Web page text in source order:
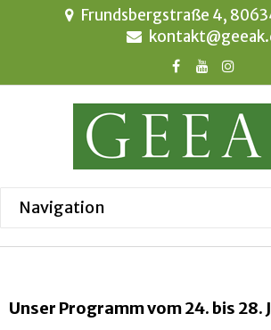
Frundsbergstraße 4,
Unser Programm vom 24. bis 28.